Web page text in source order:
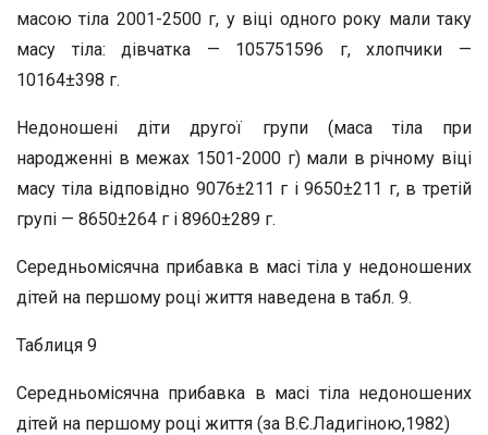
масою тіла 2001-2500 г, у віці одного року мали таку
масу тіла: дівчатка — 105751596 г, хлопчики —
10164±398 г.
Недоношені діти другої групи (маса тіла при
народженні в межах 1501-2000 г) мали в річному віці
масу тіла відповідно 9076±211 г і 9650±211 г, в третій
групі — 8650±264 г і 8960±289 г.
Середньомісячна прибавка в масі тіла у недоношених
дітей на першому році життя наведена в табл. 9.
Таблиця 9
Середньомісячна прибавка в масі тіла недоношених
дітей на першому році життя (за В.Є.Ладигіною,1982)